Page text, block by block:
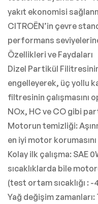
yakıt ekonomisi
CITROËN’in çevre
performans
Özellikleri ve Faydaları
Dizel Partikül Filitresinin
engelleyerek, üç yollu
filtresinin çalışmasını
NOx, HC ve CO gibi
Motorun temizliği:
en iyi motor
Kolay ilk çalışma: SAE
sıcaklıklarda bile
(test ortam sıcaklığı : -
Yağ değişim zamanları: